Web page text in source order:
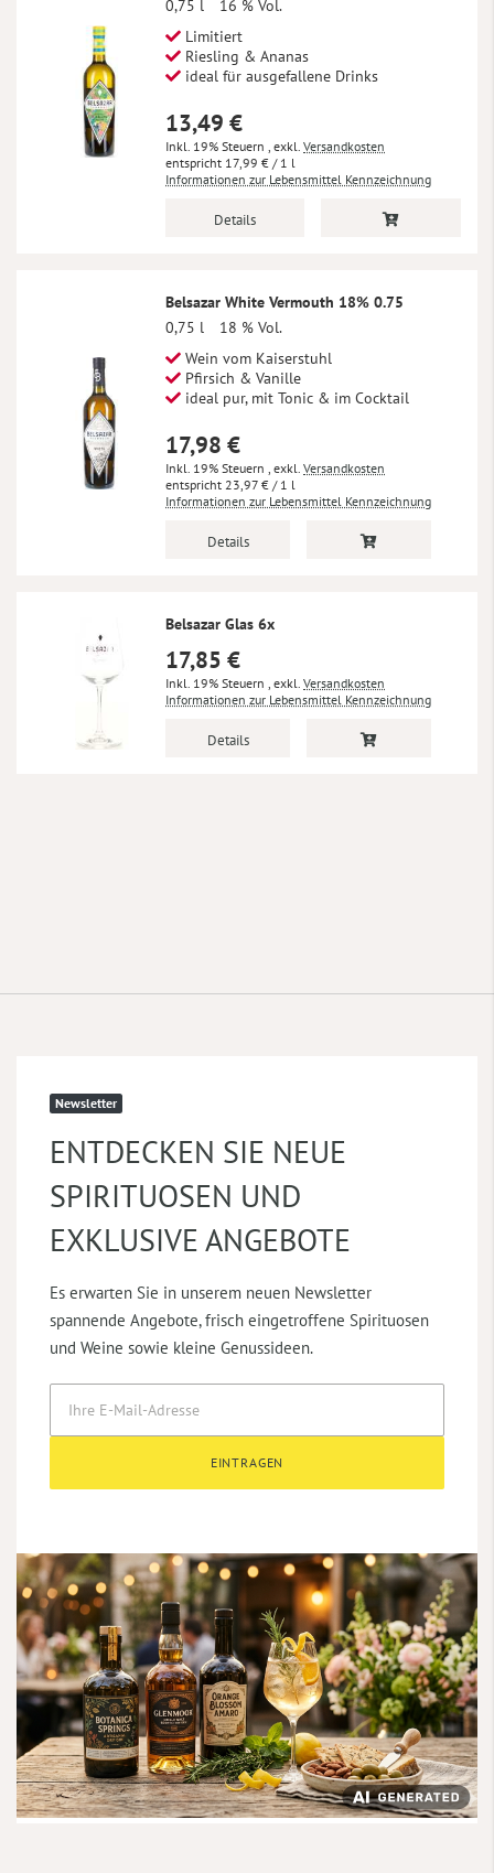
0,75 l
16 % Vol.
Limitiert
Riesling & Ananas
ideal für ausgefallene Drinks
13,49 €
Inkl. 19% Steuern , exkl. Versandkosten
17,99 € / 1 l
Informationen zur Lebensmittel Kennzeichnung
Details
Belsazar White Vermouth 18% 0.75
0,75 l
18 % Vol.
Wein vom Kaiserstuhl
Pfirsich & Vanille
ideal pur, mit Tonic & im Cocktail
17,98 €
Inkl. 19% Steuern , exkl. Versandkosten
23,97 € / 1 l
Informationen zur Lebensmittel Kennzeichnung
Details
Belsazar Glas 6x
17,85 €
Inkl. 19% Steuern , exkl. Versandkosten
Informationen zur Lebensmittel Kennzeichnung
Details
Newsletter
ENTDECKEN SIE NEUE
SPIRITUOSEN UND
EXKLUSIVE ANGEBOTE
Es erwarten Sie in unserem neuen Newsletter
spannende Angebote, frisch eingetroffene Spirituosen
und Weine sowie kleine Genussideen.
EINTRAGEN